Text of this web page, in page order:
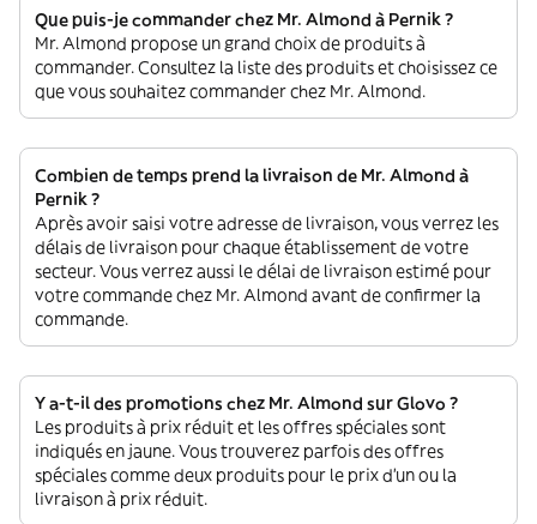
Que puis-je commander chez Mr. Almond à Pernik ?
Mr. Almond propose un grand choix de produits à
commander. Consultez la liste des produits et choisissez ce
que vous souhaitez commander chez Mr. Almond.
Combien de temps prend la livraison de Mr. Almond à
Pernik ?
Après avoir saisi votre adresse de livraison, vous verrez les
délais de livraison pour chaque établissement de votre
secteur. Vous verrez aussi le délai de livraison estimé pour
votre commande chez Mr. Almond avant de confirmer la
commande.
Y a-t-il des promotions chez Mr. Almond sur Glovo ?
Les produits à prix réduit et les offres spéciales sont
indiqués en jaune. Vous trouverez parfois des offres
spéciales comme deux produits pour le prix d'un ou la
livraison à prix réduit.